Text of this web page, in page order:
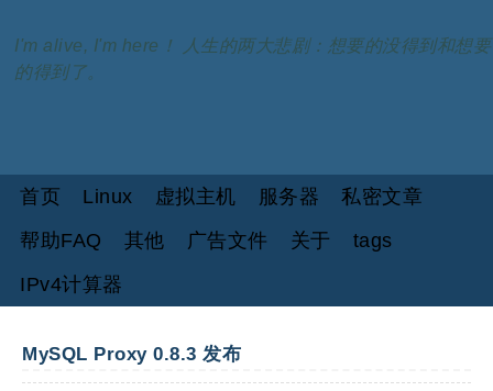
I'm alive, I'm here！ 人生的两大悲剧：想要的没得到和想要
的得到了。
首页 Linux 虚拟主机 服务器
私密文章
帮助FAQ
其他 广告文件 关于
tags
IPv4计算器
MySQL Proxy 0.8.3 发布